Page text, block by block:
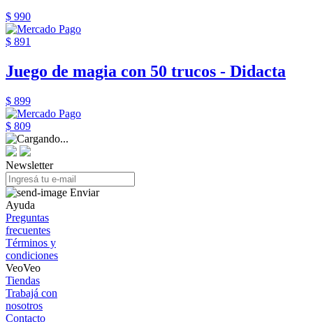
$ 990
$ 891
Juego de magia con 50 trucos - Didacta
$ 899
$ 809
Newsletter
Enviar
Ayuda
Preguntas
frecuentes
Términos y
condiciones
VeoVeo
Tiendas
Trabajá con
nosotros
Contacto